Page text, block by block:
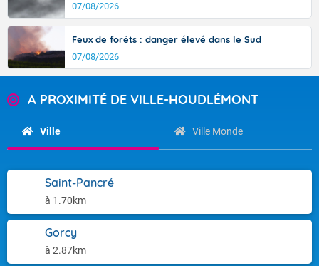
07/08/2026
Feux de forêts : danger élevé dans le Sud
07/08/2026
A PROXIMITÉ DE VILLE-HOUDLÉMONT
Ville Ville Monde
Saint-Pancré
à 1.70km
Gorcy
à 2.87km